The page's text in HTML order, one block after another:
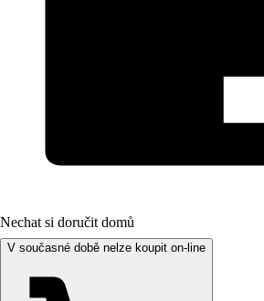
Nechat si doručit domů
V současné době nelze koupit on-line